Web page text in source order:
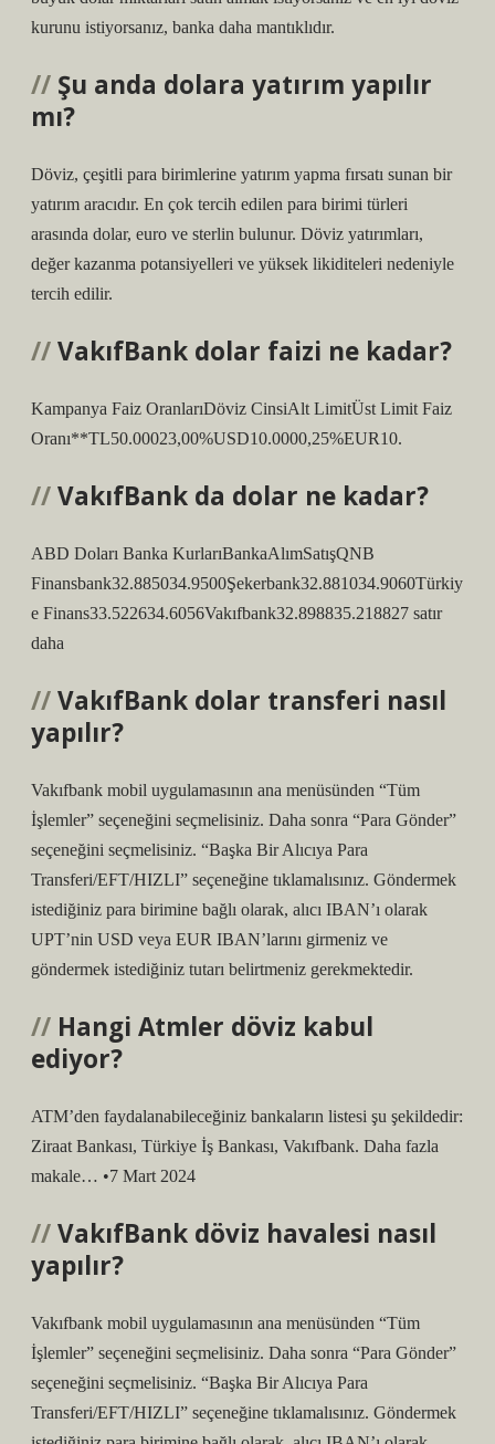
kurunu istiyorsanız, banka daha mantıklıdır.
Şu anda dolara yatırım yapılır
mı?
Döviz, çeşitli para birimlerine yatırım yapma fırsatı sunan bir
yatırım aracıdır. En çok tercih edilen para birimi türleri
arasında dolar, euro ve sterlin bulunur. Döviz yatırımları,
değer kazanma potansiyelleri ve yüksek likiditeleri nedeniyle
tercih edilir.
VakıfBank dolar faizi ne kadar?
Kampanya Faiz OranlarıDöviz CinsiAlt LimitÜst Limit Faiz
Oranı**TL50.00023,00%USD10.0000,25%EUR10.
VakıfBank da dolar ne kadar?
ABD Doları Banka KurlarıBankaAlımSatışQNB
Finansbank32.885034.9500Şekerbank32.881034.9060Türkiy
e Finans33.522634.6056Vakıfbank32.898835.218827 satır
daha
VakıfBank dolar transferi nasıl
yapılır?
Vakıfbank mobil uygulamasının ana menüsünden “Tüm
İşlemler” seçeneğini seçmelisiniz. Daha sonra “Para Gönder”
seçeneğini seçmelisiniz. “Başka Bir Alıcıya Para
Transferi/EFT/HIZLI” seçeneğine tıklamalısınız. Göndermek
istediğiniz para birimine bağlı olarak, alıcı IBAN’ı olarak
UPT’nin USD veya EUR IBAN’larını girmeniz ve
göndermek istediğiniz tutarı belirtmeniz gerekmektedir.
Hangi Atmler döviz kabul
ediyor?
ATM’den faydalanabileceğiniz bankaların listesi şu şekildedir:
Ziraat Bankası, Türkiye İş Bankası, Vakıfbank. Daha fazla
makale… •7 Mart 2024
VakıfBank döviz havalesi nasıl
yapılır?
Vakıfbank mobil uygulamasının ana menüsünden “Tüm
İşlemler” seçeneğini seçmelisiniz. Daha sonra “Para Gönder”
seçeneğini seçmelisiniz. “Başka Bir Alıcıya Para
Transferi/EFT/HIZLI” seçeneğine tıklamalısınız. Göndermek